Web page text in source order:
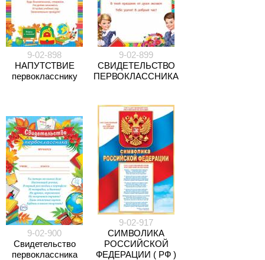
9-02-898
НАПУТСТВИЕ
первокласснику
9-02-899
СВИДЕТЕЛЬСТВО
ПЕРВОКЛАССНИКА
9-02-900
Свидетельство
первоклассника
9-02-917
СИМВОЛИКА
РОССИЙСКОЙ
ФЕДЕРАЦИИ ( РФ )